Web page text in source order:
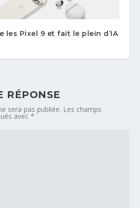
les Pixel 9 et fait le plein d’IA
RÉPONSE
sera pas publiée. Les champs
avec*